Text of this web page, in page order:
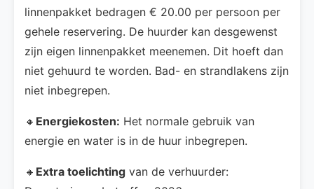
linnenpakket bedragen € 20.00 per persoon per
gehele reservering. De huurder kan desgewenst
zijn eigen linnenpakket meenemen. Dit hoeft dan
niet gehuurd te worden. Bad- en strandlakens zijn
niet inbegrepen.
🔸 Energiekosten: Het normale gebruik van
energie en water is in de huur inbegrepen.
🔸 Extra toelichting van de verhuurder: